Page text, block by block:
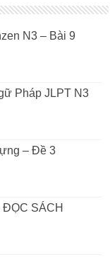
N3 – Bài 9
Pháp JLPT N3
– Đề 3
ĐỌC SÁCH